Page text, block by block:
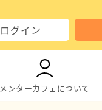
ログイン
メンターカフェについて